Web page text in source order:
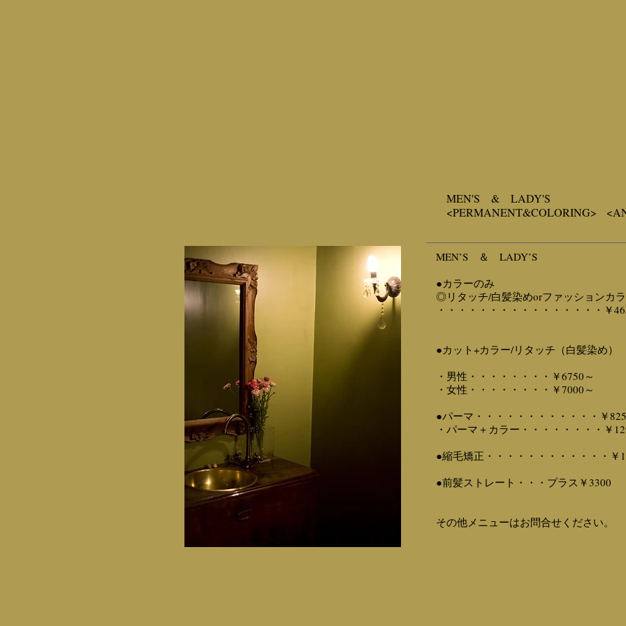
MEN'S & LADY'S
<PERMANENT&COLORING>
MEN’S ＆ LADY’S
●カラーのみ
◎リタッチ/白髪染めorファッションカ
・・・・・・・・・・・・・・・・￥
●カット+カラー/リタッチ（白髪染め）
・男性・・・・・・・・￥6750～
・女性・・・・・・・・￥7000～
●パーマ ・・・・・・・・・・・・￥
・パーマ＋カラー・・・・・・・・￥
●縮毛矯正・・・・・・・・・・・・￥
●前髪ストレート・・・プラス￥3300
その他メニューはお問合せください。